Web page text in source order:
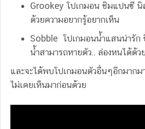
Grookey โปเกมอน ชิมแปนซี
ด้วยความอยากรู้อยากเห็น
Sobble โปเกมอนน้ำแสนน่ารัก
น้ำสามารถหายตัว.. ล่องหนได้ด้ว
และจะได้พบโปเกมอนตัวอื่นๆอีกมาก
ไม่เคยเห็นมาก่อนด้วย